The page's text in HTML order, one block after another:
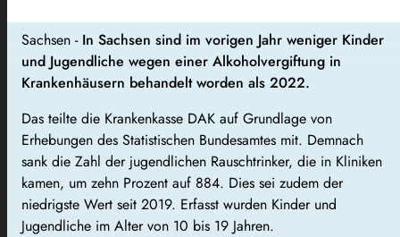
Sachsen - In Sachsen sind im vorigen Jahr weniger Kinder
und Jugendliche wegen einer Alkoholvergiftung in
Krankenhäusern behandelt worden als 2022.
Das teilte die Krankenkasse DAK auf Grundlage von
Erhebungen des Statistischen Bundesamtes mit. Demnach
sank die Zahl der jugendlichen Rauschtrinker, die in Kliniken
kamen, um zehn Prozent auf 884. Dies sei zudem der
niedrigste Wert seit 2019. Erfasst wurden Kinder und
Jugendliche im Alter von 10 bis 19 Jahren.